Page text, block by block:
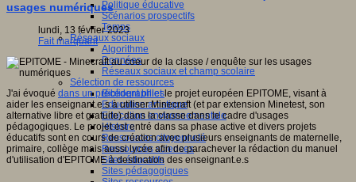
Politique éducative
Scénarios prospectifs
Temps
Réseaux sociaux
Algorithme
Données
Réseaux sociaux et champ scolaire
Sélection de ressources
Bibliographies
Education artistique
Education environnementale
Histoire
Ressources citoyenneté
Ressources sciences
Sites éducatifs
Sites pédagogiques
usages numériques
lundi, 13 février 2023
Fait marquant
J'ai évoqué dans un précédent billetle projet européen EPITOME, visant à
aider les enseignant.e.s à utiliser Minecraft (et par extension Minetest, son
alternative libre et gratuite) dans la classe dans le cadre d'usages
pédagogiques. Le projet est entré dans sa phase active et divers projets
éducatifs sont en cours de création avec plusieurs enseignants de maternelle,
primaire, collège mais aussi lycée afin de parachever la rédaction du manuel
d'utilisation d'EPITOME à destination des enseignant.e.s